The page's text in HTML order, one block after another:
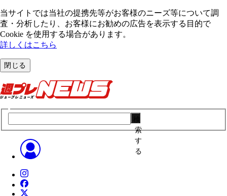
当サイトでは当社の提携先等がお客様のニーズ等について調
査・分析したり、お客様にお勧めの広告を表⽰する⽬的で
Cookie を使⽤する場合があります。
詳しくはこちら
閉じる
索
す
る